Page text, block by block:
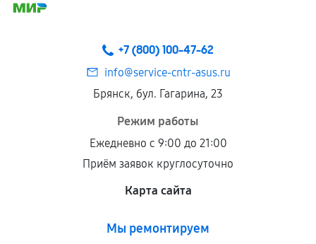
+7 (800) 100-47-62
info@service-cntr-asus.ru
Брянск, бул. Гагарина, 23
Режим работы
Ежедневно с 9:00 до 21:00
Приём заявок круглосуточно
Карта сайта
Мы ремонтируем